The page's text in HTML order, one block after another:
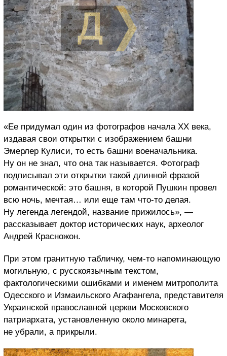
«Ее придумал один из фотографов начала XX века,
издавая свои открытки с изображением башни
Эмерлер Кулиси, то есть башни военачальника.
Ну он не знал, что она так называется. Фотограф
подписывал эти открытки такой длинной фразой
романтической: это башня, в которой Пушкин провел
всю ночь, мечтая… или еще там что-то делая.
Ну легенда легендой, название прижилось», —
рассказывает доктор исторических наук, археолог
Андрей Красножон.
При этом гранитную табличку, чем-то напоминающую
могильную, с русскоязычным текстом,
фактологическими ошибками и именем митрополита
Одесского и Измаильского Агафангела, представителя
Украинской православной церкви Московского
патриархата, установленную около минарета,
не убрали, а прикрыли.